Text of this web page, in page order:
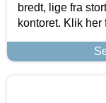
bredt, lige fra
kontoret. Klik her